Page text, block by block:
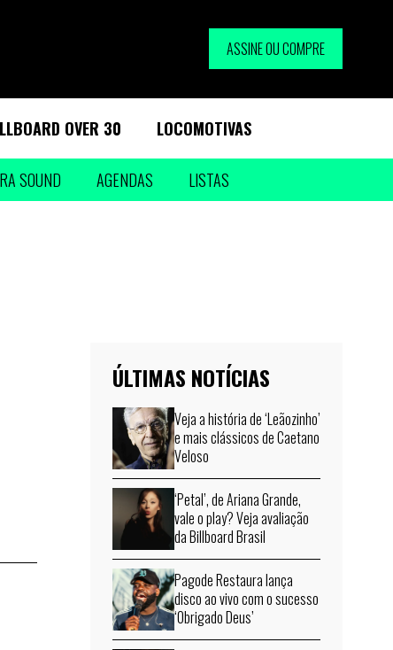
ASSINE OU COMPRE
OVER 30 LOCOMOTIVAS
SOUND AGENDAS LISTAS
ÚLTIMAS NOTÍCIAS
Veja a história de ‘Leãozinho’
e mais clássicos de Caetano
Veloso
‘Petal’, de Ariana Grande,
vale o play? Veja avaliação
da Billboard Brasil
Pagode Restaura lança
disco ao vivo com o sucesso
‘Obrigado Deus’